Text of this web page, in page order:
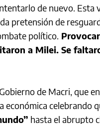
de nuevo. Esta
pretensión de
político.
a Milei. Se
de Macri, que
económica celebrando
hasta el abrupto